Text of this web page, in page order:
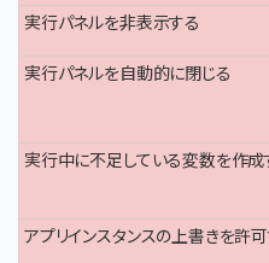
実行パネルを非表示する
実行パネルを自動的に閉じる
実行中に不足している変数を作成
アプリインスタンスの上書きを許